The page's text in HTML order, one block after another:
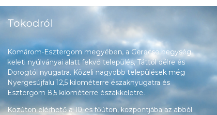
Tokodról
Komárom-Esztergom megyében, a Gerecse hegység
keleti nyúlványai alatt fekvő település, Táttól délre és
Dorogtól nyugatra. Közeli nagyobb települések még
Nyergesújfalu 12,5 kilométerre északnyugatra és
Esztergom 8,5 kilométerre északkeletre.
Közúton elérhető a 10-es főúton, központjába az abból